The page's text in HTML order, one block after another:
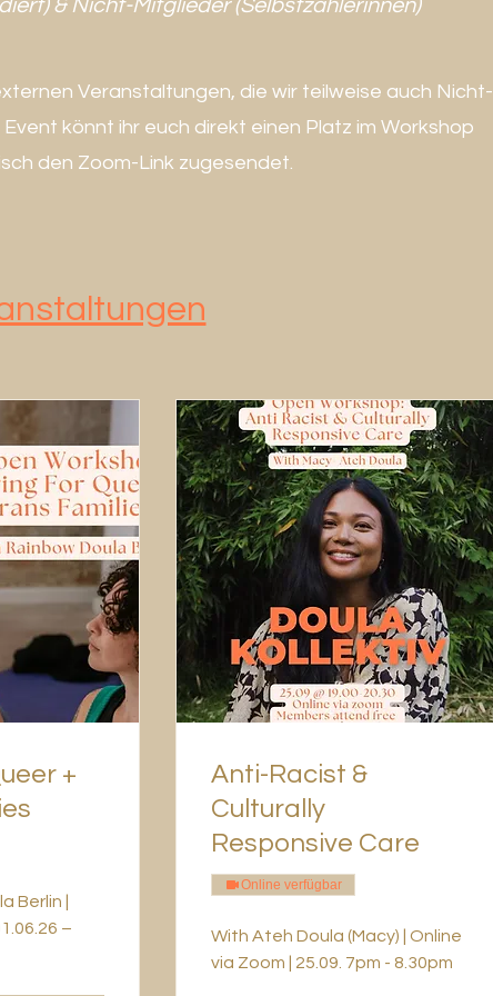
& Nicht-Mitglieder (Selbstzahlerinnen)
Veranstaltungen, die wir teilweise auch Nicht-
könnt ihr euch direkt einen Platz im Workshop
den Zoom-Link zugesendet.
+
Berlin |
–
Anti-Racist &
Culturally
Responsive Care
Online verfügbar
With Ateh Doula (Macy) | Online
via Zoom | 25.09. 7pm - 8.30pm